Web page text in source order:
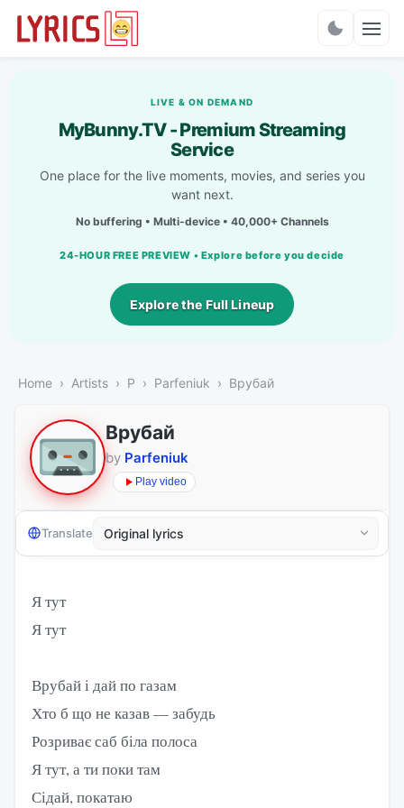
LIVE & ON DEMAND
MyBunny.TV - Premium Streaming
Service
One place for the live moments, movies, and series you
want next.
No buffering • Multi-device • 40,000+ Channels
24-HOUR FREE PREVIEW • Explore before you decide
Explore the Full Lineup
Home Artists P Parfeniuk Врубай
Врубай
by Parfeniuk
Play video
Translate
Я тут
Я тут
Врубай і дай по газам
Хто б що не казав — забудь
Розриває саб біла полоса
Я тут, а ти поки там
Сідай, покатаю